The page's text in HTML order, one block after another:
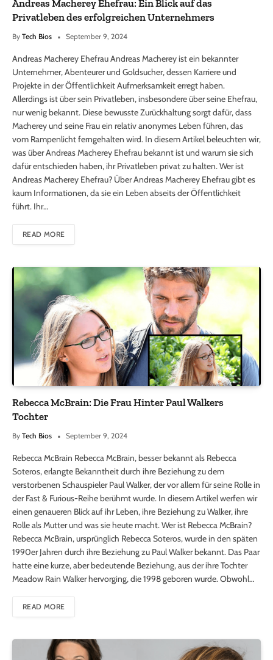
Andreas Macherey Ehefrau: Ein Blick auf das
Privatleben des erfolgreichen Unternehmers
By Tech Bios September 9, 2024
Andreas Macherey Ehefrau Andreas Macherey ist ein bekannter
Unternehmer, Abenteurer und Goldsucher, dessen Karriere und
Projekte in der Öffentlichkeit Aufmerksamkeit erregt haben.
Allerdings ist über sein Privatleben, insbesondere über seine Ehefrau,
nur wenig bekannt. Diese bewusste Zurückhaltung sorgt dafür, dass
Macherey und seine Frau ein relativ anonymes Leben führen, das
vom Rampenlicht ferngehalten wird. In diesem Artikel beleuchten wir,
was über Andreas Macherey Ehefrau bekannt ist und warum sie sich
dafür entschieden haben, ihr Privatleben privat zu halten. Wer ist
Andreas Macherey Ehefrau? Über Andreas Macherey Ehefrau gibt es
kaum Informationen, da sie ein Leben abseits der Öffentlichkeit
führt. Ihr…
READ MORE
Rebecca McBrain: Die Frau Hinter Paul Walkers
Tochter
By Tech Bios September 9, 2024
Rebecca McBrain Rebecca McBrain, besser bekannt als Rebecca
Soteros, erlangte Bekanntheit durch ihre Beziehung zu dem
verstorbenen Schauspieler Paul Walker, der vor allem für seine Rolle in
der Fast & Furious-Reihe berühmt wurde. In diesem Artikel werfen wir
einen genaueren Blick auf ihr Leben, ihre Beziehung zu Walker, ihre
Rolle als Mutter und was sie heute macht. Wer ist Rebecca McBrain?
Rebecca McBrain, ursprünglich Rebecca Soteros, wurde in den späten
1990er Jahren durch ihre Beziehung zu Paul Walker bekannt. Das Paar
hatte eine kurze, aber bedeutende Beziehung, aus der ihre Tochter
Meadow Rain Walker hervorging, die 1998 geboren wurde. Obwohl…
READ MORE